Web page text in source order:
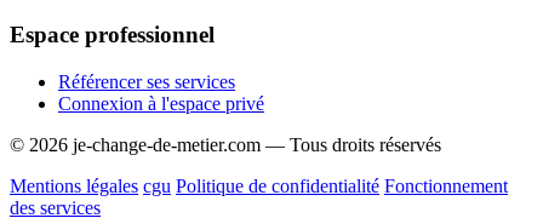
Espace professionnel
Référencer ses services
Connexion à l'espace privé
© 2026 je-change-de-metier.com — Tous droits réservés
Mentions légales cgu Politique de confidentialité Fonctionnement
des services